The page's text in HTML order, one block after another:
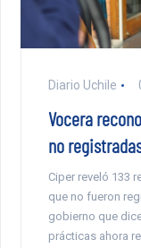
Diario Uchile
Vocera
no
Ciper reveló 133
que no fueron
gobierno que
prácticas ahora